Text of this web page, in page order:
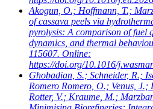
Akogun, O.; Hoffmann, T.;
of cassava peels via
pyrolysis: A comparison of fuel
dynamics, and thermal
115607. Online:
https://doi.org/10.1016/
Ghobadian, S.; Schneider, R.;
Romero Romero, O.; Venus,
Rotter, V.; Kraume, M.;